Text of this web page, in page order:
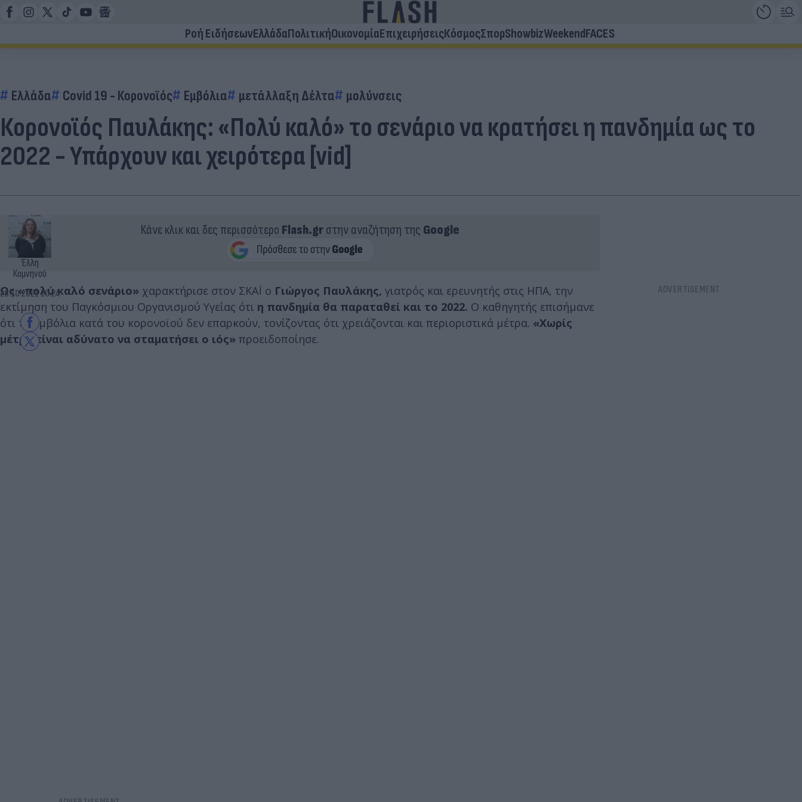
Ροή ΕιδήσεωνΕλλάδαΠολιτικήΟικονομίαΕπιχειρήσειςΚόσμοςΣπορShowbizWeekendFACES
Ελλάδα Covid 19 - Κορονοϊός Εμβόλια μετάλλαξη Δέλτα μολύνσεις
Κορονοϊός Παυλάκης: «Πολύ καλό» το σενάριο να κρατήσει η πανδημία ως το
2022 - Υπάρχουν και χειρότερα [vid]
Έλλη
Κομνηνού
28.10.2021 10:24
Κάνε κλικ και δες περισσότερο Flash.grστην αναζήτηση της Google
Ως «πολύ καλό σενάριο» χαρακτήρισε στον ΣΚΑΪ ο Γιώργος Παυλάκης, γιατρός και ερευνητής στις ΗΠΑ, την
εκτίμηση του Παγκόσμιου Οργανισμού Υγείας ότι η πανδημία θα παραταθεί και το 2022. Ο καθηγητής επισήμανε
ότι τα εμβόλια κατά του κορονοϊού δεν επαρκούν, τονίζοντας ότι χρειάζονται και περιοριστικά μέτρα. «Χωρίς
μέτρα είναι αδύνατο να σταματήσει ο ιός» προειδοποίησε.